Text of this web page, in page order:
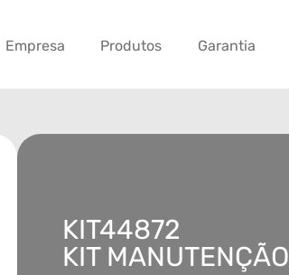
Empresa Produtos Garantia
KIT44872
KIT MANUTENÇÃO